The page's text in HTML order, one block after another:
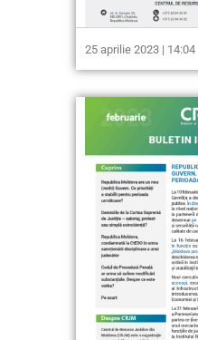
25 aprilie 2023 | 14:04